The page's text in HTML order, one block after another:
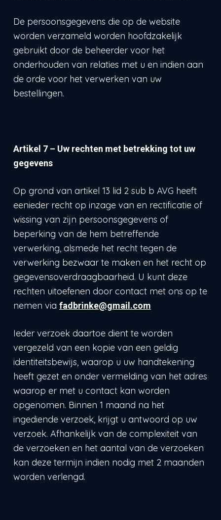
De persoonsgegevens die op de website
worden verzameld worden hoofdzakelijk
gebruikt door de beheerder voor het
onderhouden van relaties met u en indien aan
de orde voor het verwerken van uw
bestellingen.
Artikel 7 – Uw rechten met betrekking tot uw
gegevens
Op grond van artikel 13 lid 2 sub b AVG heeft
eenieder recht op inzage van en rectificatie of
wissing van zijn persoonsgegevens of
beperking van de hem betreffende
verwerking, alsmede het recht tegen de
verwerking bezwaar te maken en het recht op
gegevensoverdraagbaarheid. U kunt deze
rechten uitoefenen door contact met ons op te
nemen via fadbrinke@gmail.com
Ieder verzoek daartoe dient te worden
vergezeld van een kopie van een geldig
identiteitsbewijs, waarop u uw handtekening
heeft gezet en onder vermelding van het adres
waarop er met u contact kan worden
opgenomen. Binnen 1 maand na het
ingediende verzoek, krijgt u antwoord op uw
verzoek. Afhankelijk van de complexiteit van
de verzoeken en het aantal van de verzoeken
kan deze termijn indien nodig met 2 maanden
worden verlengd.